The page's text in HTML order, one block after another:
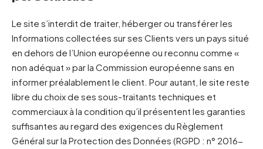
Le site s’interdit de traiter, héberger ou transférer les
Informations collectées sur ses Clients vers un pays situé
en dehors de l’Union européenne ou reconnu comme «
non adéquat » par la Commission européenne sans en
informer préalablement le client. Pour autant, le site reste
libre du choix de ses sous-traitants techniques et
commerciaux à la condition qu’il présentent les garanties
suffisantes au regard des exigences du Règlement
Général sur la Protection des Données (RGPD : n° 2016-